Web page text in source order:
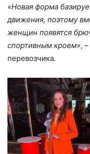
«Новая форма
движения, поэтому
женщин появятся
спортивным кроем»,
перевозчика.